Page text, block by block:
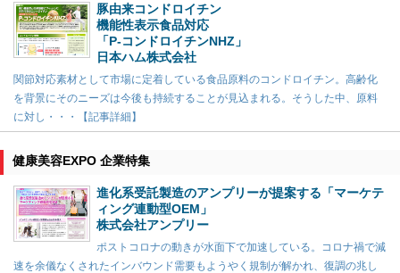
豚由来コンドロイチン
機能性表示食品対応
「P-コンドロイチンNHZ」
日本ハム株式会社
関節対応素材として市場に定着している食品原料のコンドロイチン。高齢化
を背景にそのニーズは今後も持続することが見込まれる。そうした中、原料
に対し・・・【記事詳細】
健康美容EXPO 企業特集
進化系受託製造のアンプリーが提案する「マーケテ
ィング連動型OEM」
株式会社アンプリー
ポストコロナの動きが水面下で加速している。コロナ禍で減
速を余儀なくされたインバウンド需要もようやく規制が解かれ、復調の兆し